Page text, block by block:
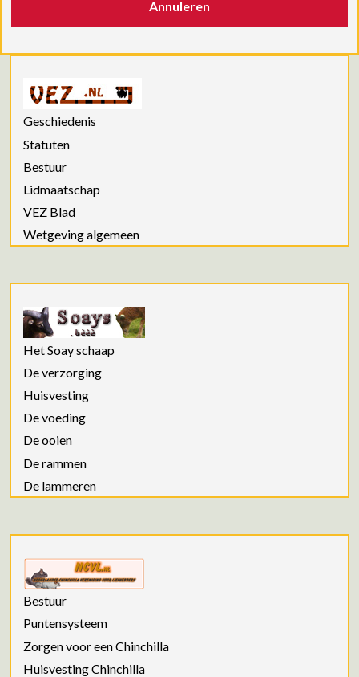
Annuleren
Geschiedenis
Statuten
Bestuur
Lidmaatschap
VEZ Blad
Wetgeving algemeen
Het Soay schaap
De verzorging
Huisvesting
De voeding
De ooien
De rammen
De lammeren
Bestuur
Puntensysteem
Zorgen voor een Chinchilla
Huisvesting Chinchilla